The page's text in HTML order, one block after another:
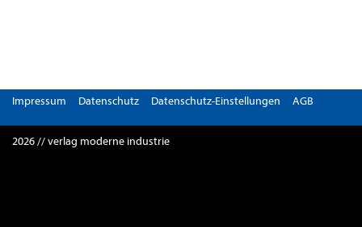
Impressum Datenschutz Datenschutz-Einstellungen AGB
2026 // verlag moderne industrie